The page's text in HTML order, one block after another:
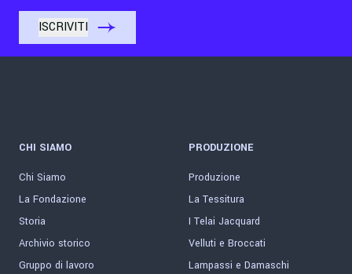
CHI SIAMO
Chi Siamo
La Fondazione
Storia
Archivio storico
Gruppo di lavoro
PRODUZIONE
Produzione
La Tessitura
I Telai Jacquard
Velluti e Broccati
Lampassi e Damaschi